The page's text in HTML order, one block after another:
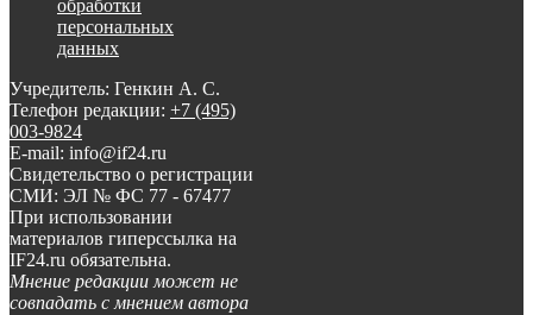
обработки
персональных
данных
Учредитель: Генкин А. С.
Телефон редакции: +7 (495)
003-9824
E-mail: info@if24.ru
Свидетельство о регистрации
СМИ: ЭЛ № ФС 77 - 67477
При использовании
материалов гиперссылка на
IF24.ru обязательна.
Мнение редакции может не
совпадать с мнением автора